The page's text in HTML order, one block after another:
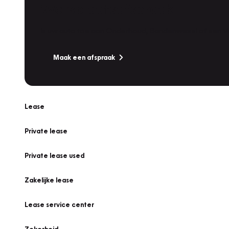
Maak een afspraak
Lease
Private lease
Private lease used
Zakelijke lease
Lease service center